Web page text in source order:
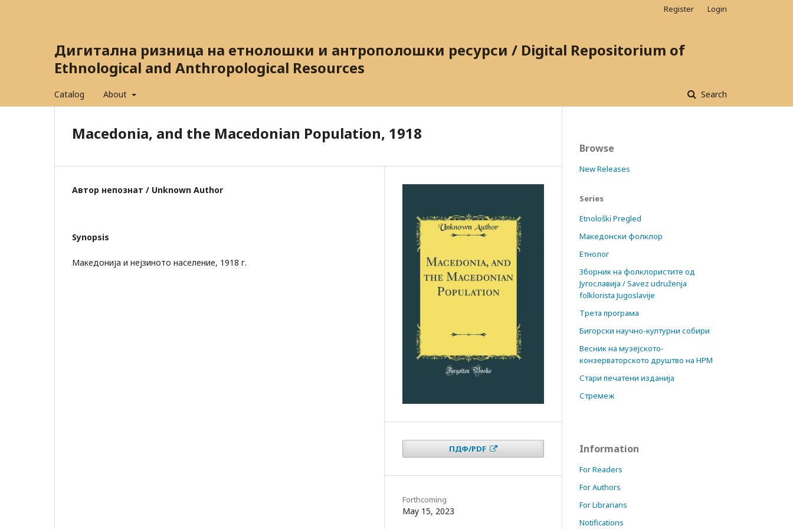
Дигитална ризница на етнолошки и антрополошки ресурси / Digital Repositorium of
Ethnological and Anthropological Resources
Catalog About Search
Register Login
Macedonia, and the Macedonian Population, 1918
Автор непознат / Unknown Author
Synopsis
Македонија и нејзиното население, 1918 г.
ПДФ/PDF
Forthcoming
May 15, 2023
Browse
New Releases
Series
Etnološki Pregled
Македонски фолклор
Етнолог
Зборник на фолклористите од
Југославија / Savez udruženja
folklorista Jugoslavije
Трета програма
Бигорски научно-културни собири
Весник на музејското-
конзерваторското друштво на НРМ
Стари печатени изданија
Стремеж
Information
For Readers
For Authors
For Librarians
Notifications